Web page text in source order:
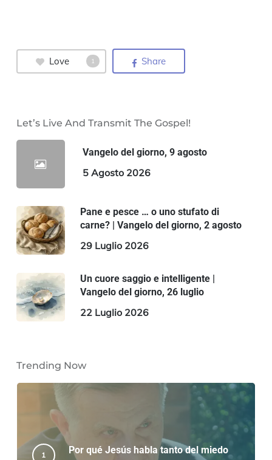
Love 1 Share
Let’s Live And Transmit The Gospel!
Vangelo del giorno, 9 agosto
5 Agosto 2026
Pane e pesce … o uno stufato di
carne? | Vangelo del giorno, 2 agosto
29 Luglio 2026
Un cuore saggio e intelligente |
Vangelo del giorno, 26 luglio
22 Luglio 2026
Trending Now
Por qué Jesús habla tanto del miedo